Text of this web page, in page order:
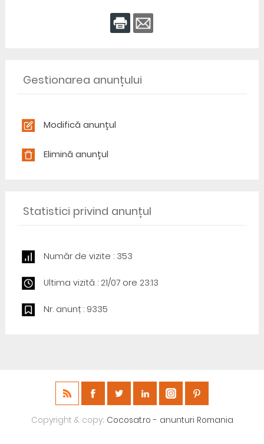
Gestionarea anunțului
Modifică anunțul
Elimină anunțul
Statistici privind anunțul
Număr de vizite : 353
Ultima vizită : 21/07 ore 23:13
Nr. anunț : 9335
Copyright & copy; Cocosat.ro - anunturi Romania